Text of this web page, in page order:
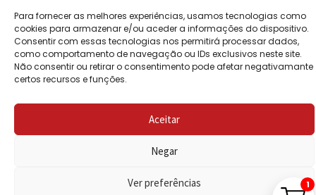
Para fornecer as melhores experiências, usamos tecnologias como
cookies para armazenar e/ou aceder a informações do dispositivo.
Consentir com essas tecnologias nos permitirá processar dados,
como comportamento de navegação ou IDs exclusivos neste site.
Não consentir ou retirar o consentimento pode afetar negativamante
certos recursos e funções.
Aceitar
Negar
Ver preferências
© Copyright 2026 Saída de Emergência. Todos os
direitos reservados.
1